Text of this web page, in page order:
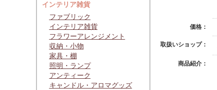
インテリア雑貨
ファブリック
インテリア雑貨
フラワーアレンジメント
収納・小物
家具・棚
照明・ランプ
アンティーク
キャンドル・アロマグッズ
価格：
取扱いショップ：
商品紹介：